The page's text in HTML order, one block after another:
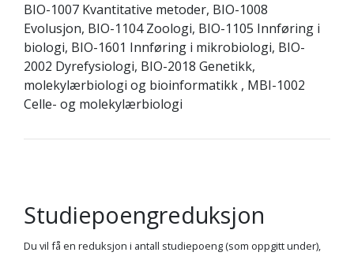
BIO-1007 Kvantitative metoder, BIO-1008
Evolusjon, BIO-1104 Zoologi, BIO-1105 Innføring i
biologi, BIO-1601 Innføring i mikrobiologi, BIO-
2002 Dyrefysiologi, BIO-2018 Genetikk,
molekylærbiologi og bioinformatikk , MBI-1002
Celle- og molekylærbiologi
Studiepoengreduksjon
Du vil få en reduksjon i antall studiepoeng (som oppgitt under),